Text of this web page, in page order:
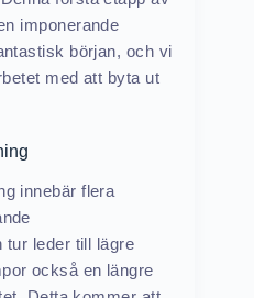
imponerande
början, och vi
med att byta ut
innebär flera
tur leder till lägre
också en längre